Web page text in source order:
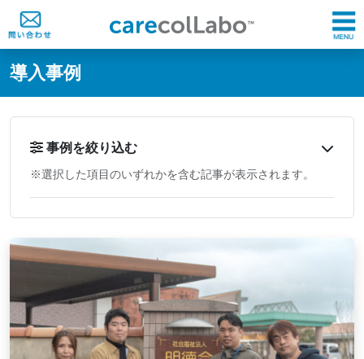
@ -0,0 +1,60 @@
導入事例
事例を絞り込む
※選択した項目のいずれかを含む記事が表示されます。